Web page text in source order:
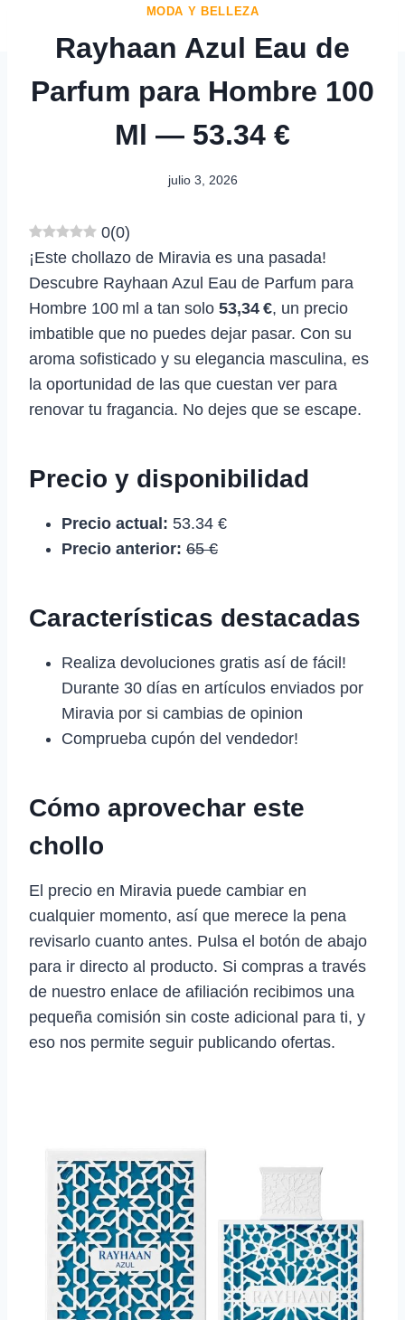
MODA Y BELLEZA
Rayhaan Azul Eau de
Parfum para Hombre 100
Ml — 53.34 €
julio 3, 2026
0(0)
¡Este chollazo de Miravia es una pasada!
Descubre Rayhaan Azul Eau de Parfum para
Hombre 100 ml a tan solo 53,34 €, un precio
imbatible que no puedes dejar pasar. Con su
aroma sofisticado y su elegancia masculina, es
la oportunidad de las que cuestan ver para
renovar tu fragancia. No dejes que se escape.
Precio y disponibilidad
Precio actual: 53.34 €
Precio anterior: 65 €
Características destacadas
Realiza devoluciones gratis así de fácil!
Durante 30 días en artículos enviados por
Miravia por si cambias de opinion
Comprueba cupón del vendedor!
Cómo aprovechar este
chollo
El precio en Miravia puede cambiar en
cualquier momento, así que merece la pena
revisarlo cuanto antes. Pulsa el botón de abajo
para ir directo al producto. Si compras a través
de nuestro enlace de afiliación recibimos una
pequeña comisión sin coste adicional para ti, y
eso nos permite seguir publicando ofertas.